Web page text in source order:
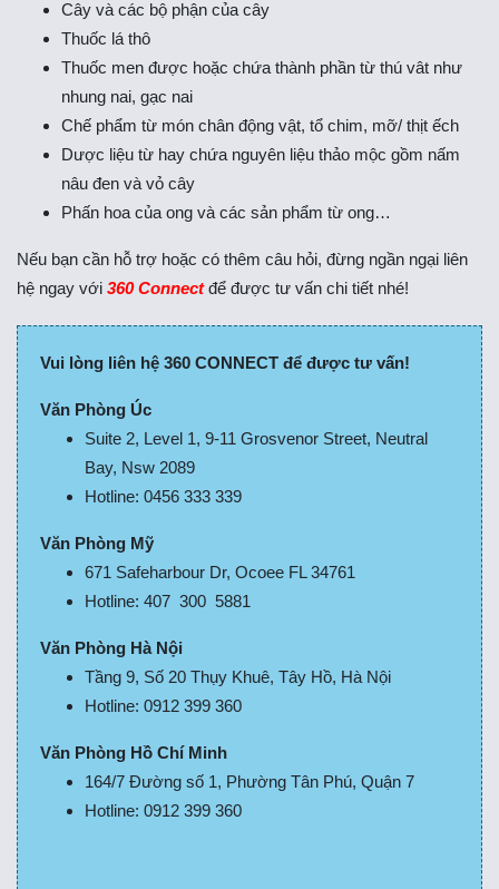
Cây và các bộ phận của cây
Thuốc lá thô
Thuốc men được hoặc chứa thành phần từ thú vât như
nhung nai, gạc nai
Chế phẩm từ món chân động vật, tổ chim, mỡ/ thịt ếch
Dược liệu từ hay chứa nguyên liệu thảo mộc gồm nấm
nâu đen và vỏ cây
Phấn hoa của ong và các sản phẩm từ ong…
Nếu bạn cần hỗ trợ hoặc có thêm câu hỏi, đừng ngần ngại liên
hệ ngay với 360 Connectđể được tư vấn chi tiết nhé!
Vui lòng liên hệ 360 CONNECT để được tư vấn!
Văn Phòng Úc
Suite 2, Level 1, 9-11 Grosvenor Street, Neutral
Bay, Nsw 2089
Hotline: 0456 333 339
Văn Phòng Mỹ
671 Safeharbour Dr, Ocoee FL 34761
Hotline: 407 300 5881
Văn Phòng Hà Nội
Tầng 9, Số 20 Thụy Khuê, Tây Hồ, Hà Nội
Hotline: 0912 399 360
Văn Phòng Hồ Chí Minh
164/7 Đường số 1, Phường Tân Phú, Quận 7
Hotline: 0912 399 360